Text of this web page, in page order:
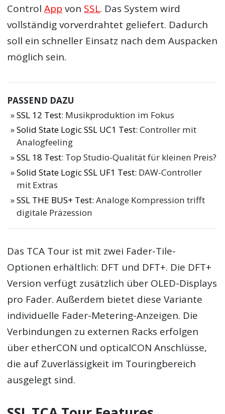
ControlApp von SSL. Das System wird
vollständig vorverdrahtet geliefert. Dadurch
soll ein schneller Einsatz nach dem Auspacken
möglich sein.
PASSEND DAZU
SSL 12 Test: Musikproduktion im Fokus
Solid State Logic SSL UC1 Test: Controller mit
Analogfeeling
SSL 18 Test: Top Studio-Qualität für kleinen Preis?
Solid State Logic SSL UF1 Test: DAW-Controller
mit Extras
SSL THE BUS+ Test: Analoge Kompression trifft
digitale Präzession
Das TCA Tour ist mit zwei Fader-Tile-
Optionen erhältlich: DFT und DFT+. Die DFT+
Version verfügt zusätzlich über OLED-Displays
pro Fader. Außerdem bietet diese Variante
individuelle Fader-Metering-Anzeigen. Die
Verbindungen zu externen Racks erfolgen
über etherCON und opticalCON Anschlüsse,
die auf Zuverlässigkeit im Touringbereich
ausgelegt sind.